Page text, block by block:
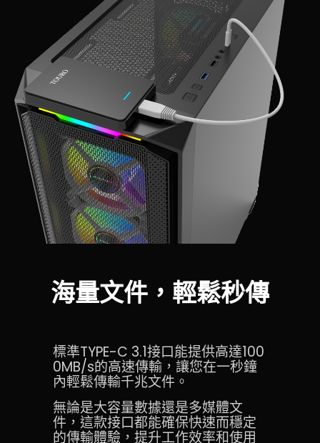
海量文件，輕鬆秒傳
標準TYPE-C 3.1接口能提供高達100
0MB/s的高速傳輸，讓您在一秒鐘
內輕鬆傳輸千兆文件。
無論是大容量數據還是多媒體文
件，這款接口都能確保快速而穩定
的傳輸體驗，提升工作效率和使用